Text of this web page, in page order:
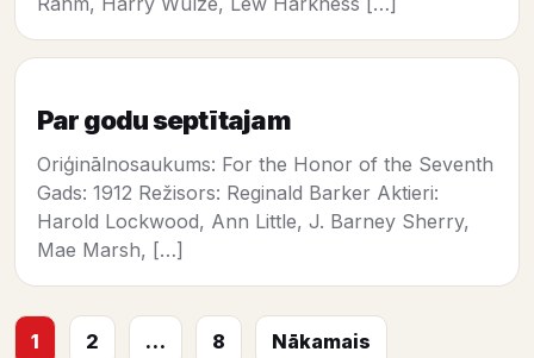
Par godu septītajam
Oriģinālnosaukums: For the Honor of the Seventh
Gads: 1912 Režisors: Reginald Barker Aktieri:
Harold Lockwood, Ann Little, J. Barney Sherry,
Mae Marsh, […]
1 2 … 8 Nākamais